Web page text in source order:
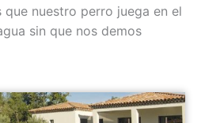
que nuestro perro juega en el
sin que nos demos